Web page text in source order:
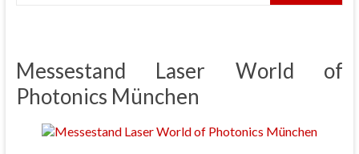
Messestand Laser World of
Photonics München